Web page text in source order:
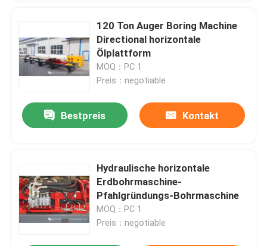
120 Ton Auger Boring Machine
Directional horizontale
Ölplattform
MOQ：PC 1
Preis：negotiable
Bestpreis Kontakt
Hydraulische horizontale
Erdbohrmaschine-
Pfahlgründungs-Bohrmaschine
MOQ：PC 1
Preis：negotiable